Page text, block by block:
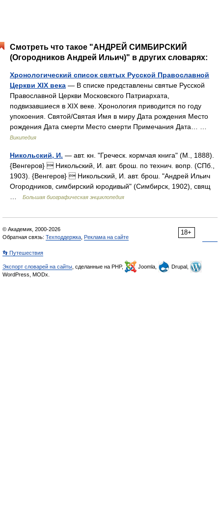
Смотреть что такое "АНДРЕЙ СИМБИРСКИЙ
(Огородников Андрей Ильич)" в других словарях:
Хронологический список святых Русской Православной
Церкви XIX века — В списке представлены святые Русской
Православной Церкви Московского Патриархата,
подвизавшиеся в XIX веке. Хронология приводится по году
упокоения. Святой/Святая Имя в миру Дата рождения Место
рождения Дата смерти Место смерти Примечания Дата… …
Википедия
Никольский, И. — авт. кн. "Греческ. кормчая книга" (М., 1888).
{Венгеров}  Никольский, И. авт. брош. по технич. вопр. (СПб.,
1903). {Венгеров}  Никольский, И. авт. брош. "Андрей Ильич
Огородников, симбирский юродивый" (Симбирск, 1902), свящ
Большая биографическая энциклопедия
18+
© Академик, 2000-2026
Обратная связь: Техподдержка Реклама на сайте
👣 Путешествия
Экспорт словарей на сайты , сделанные на PHP, Joomla,
Drupal,
WordPress, MODx.